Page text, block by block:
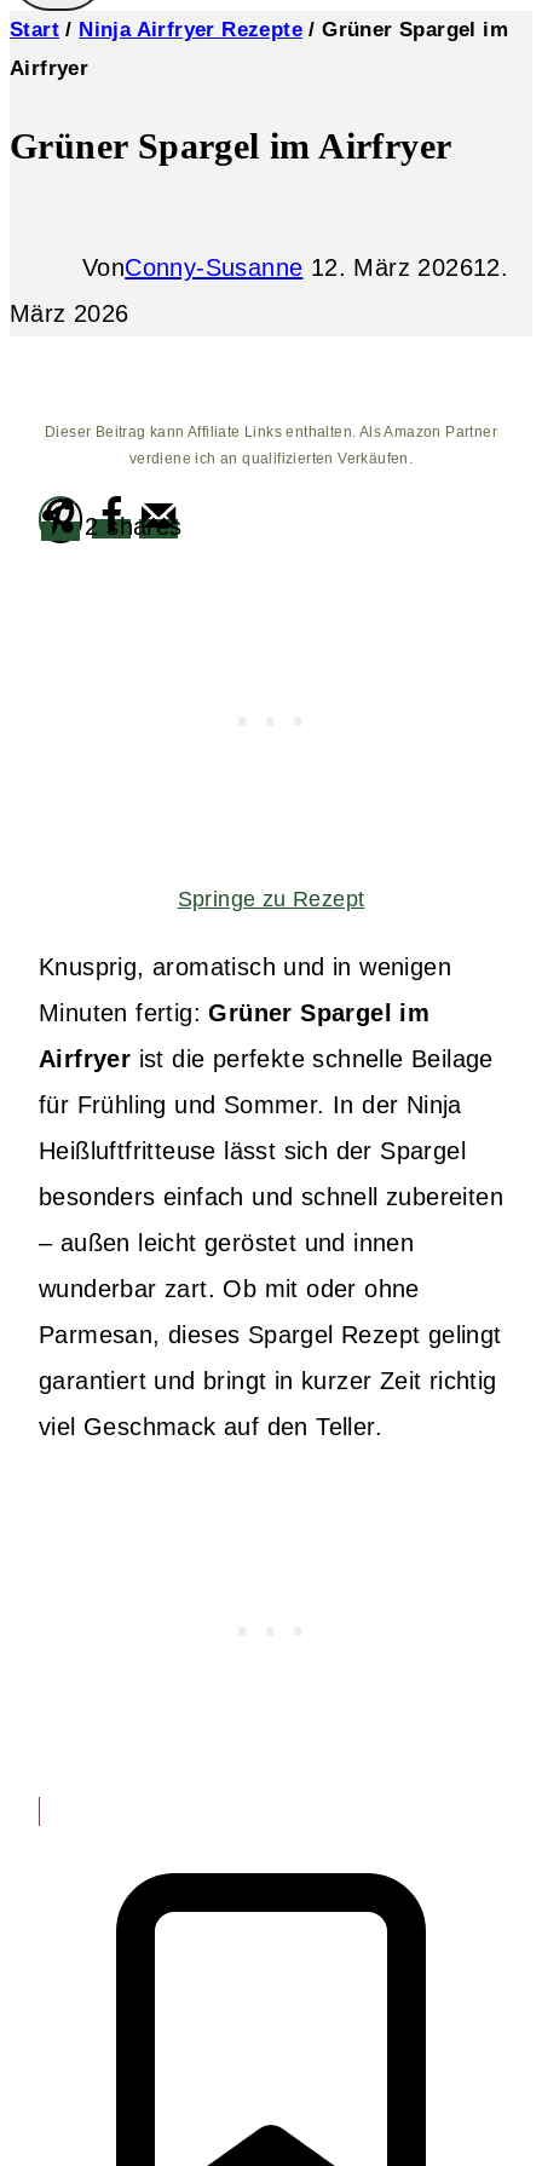
Start / Ninja Airfryer Rezepte / Grüner Spargel im
Airfryer
Grüner Spargel im Airfryer
VonConny-Susanne 12. März 202612.
März 2026
Dieser Beitrag kann Affiliate Links enthalten. Als Amazon Partner
verdiene ich an qualifizierten Verkäufen.
2 shares
Springe zu Rezept
Knusprig, aromatisch und in wenigen
Minuten fertig:Grüner Spargel im
Airfryer ist die perfekte schnelle Beilage
für Frühling und Sommer. In der Ninja
Heißluftfritteuse lässt sich der Spargel
besonders einfach und schnell zubereiten
– außen leicht geröstet und innen
wunderbar zart. Ob mit oder ohne
Parmesan, dieses Spargel Rezept gelingt
garantiert und bringt in kurzer Zeit richtig
viel Geschmack auf den Teller.